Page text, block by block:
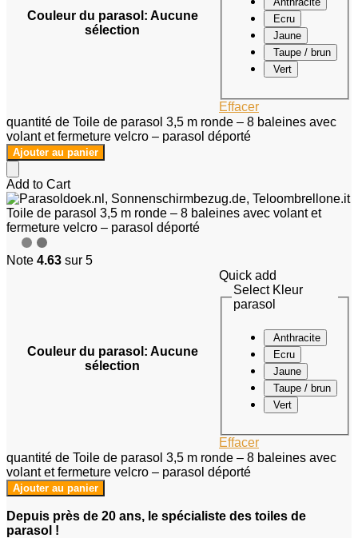
Couleur du parasol : Aucune
sélection
Ecru
Jaune
Taupe / brun
Vert
Effacer
quantité de Toile de parasol 3,5 m ronde – 8 baleines avec
volant et fermeture velcro – parasol déporté
Ajouter au panier
Add to Cart
Toile de parasol 3,5 m ronde – 8 baleines avec volant et
fermeture velcro – parasol déporté
Note 4.63 sur 5
Couleur du parasol : Aucune
sélection
Quick add
Select Kleur
parasol
Anthracite
Ecru
Jaune
Taupe / brun
Vert
Effacer
quantité de Toile de parasol 3,5 m ronde – 8 baleines avec
volant et fermeture velcro – parasol déporté
Ajouter au panier
Depuis près de 20 ans, le spécialiste des toiles de
parasol !